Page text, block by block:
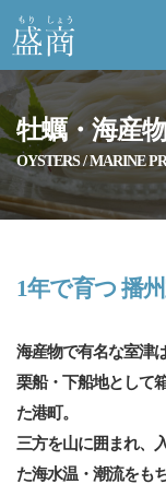
牡蠣・海産
OYSTERS / MARINE
1年で育つ 播
海産物で有名な室津
栗船・下船地として
た港町。
三⽅を⼭に囲まれ、
た海⽔温・潮流をも